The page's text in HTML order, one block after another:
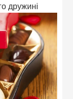
дружині